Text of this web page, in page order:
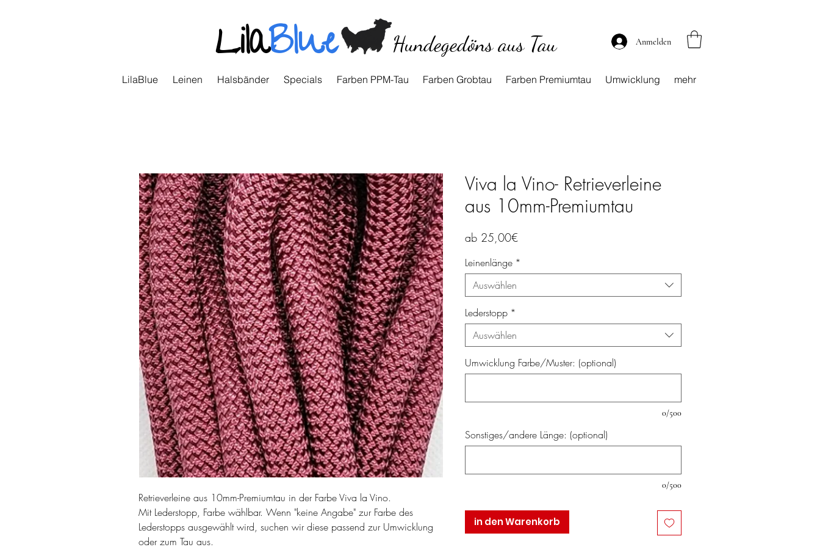
LilaBlue Hundegedöns aus Tau Anmelden
LilaBlue Leinen Halsbänder Specials Farben PPM-Tau Farben Grobtau Farben Premiumtau Umwicklung mehr
Retrieverleine aus 10mm-Premiumtau in der Farbe Viva la Vino.
Mit Lederstopp, Farbe wählbar. Wenn "keine Angabe" zur Farbe des
Lederstopps ausgewählt wird, suchen wir diese passend zur Umwicklung
oder zum Tau aus.
Viva la Vino- Retrieverleine
aus 10mm-Premiumtau
ab 25,00€Sale-
Leinenlänge *
Auswählen
Lederstopp *
Auswählen
Umwicklung Farbe/Muster: (optional)
0/500
Sonstiges/andere Länge: (optional)
0/500
in den Warenkorb